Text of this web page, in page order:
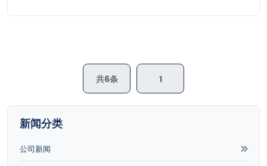
共6条 1
新闻分类
公司新闻